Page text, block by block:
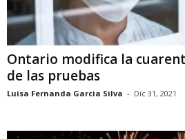
Ontario modifica la
de las pruebas
Luisa Fernanda Garcia Silva - Dic 31, 2021